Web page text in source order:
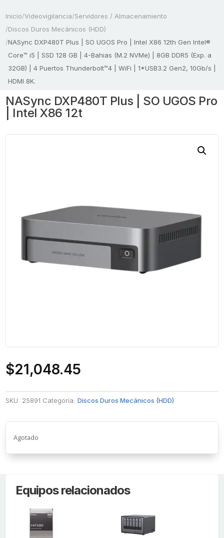
Inicio/Videovigilancia/Servidores / Almacenamiento
/Discos Duros Mecánicos (HDD)
/NASync DXP480T Plus | SO UGOS Pro | Intel X86 12th Gen Intel®
Core™ i5 | SSD 128 GB | 4-Bahias (M.2 NVMe) | 8GB DDR5 (Exp. a
32GB) | 4 Puertos Thunderbolt™4 | WiFi | 1*USB3.2 Gen2, 10Gb/s |
HDMI 8K.
NASync DXP480T Plus | SO UGOS Pro
| Intel X86 12t
$21,048.45
SKU: 25891 Categoría:Discos Duros Mecánicos (HDD)
Agotado
Equipos relacionados